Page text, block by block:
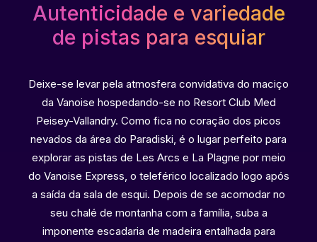
Autenticidade e variedade
de pistas para esquiar
Deixe-se levar pela atmosfera convidativa do maciço
da Vanoise hospedando-se no Resort Club Med
Peisey-Vallandry. Como fica no coração dos picos
nevados da área do Paradiski, é o lugar perfeito para
explorar as pistas de Les Arcs e La Plagne por meio
do Vanoise Express, o teleférico localizado logo após
a saída da sala de esqui. Depois de se acomodar no
seu chalé de montanha com a família, suba a
imponente escadaria de madeira entalhada para